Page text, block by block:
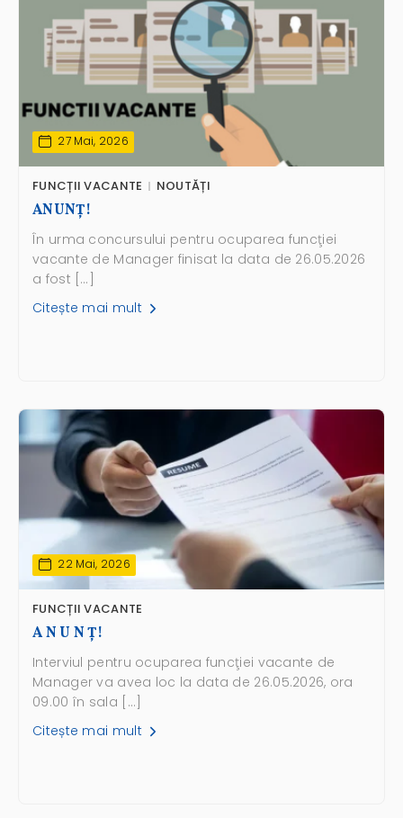
27 Mai, 2026
FUNCȚII VACANTE NOUTĂȚI
ANUNŢ!
În urma concursului pentru ocuparea funcţiei
vacante de Manager finisat la data de 26.05.2026
a fost […]
Citește mai mult
22 Mai, 2026
FUNCȚII VACANTE
A N U N Ţ!
Interviul pentru ocuparea funcţiei vacante de
Manager va avea loc la data de 26.05.2026, ora
09.00 în sala […]
Citește mai mult